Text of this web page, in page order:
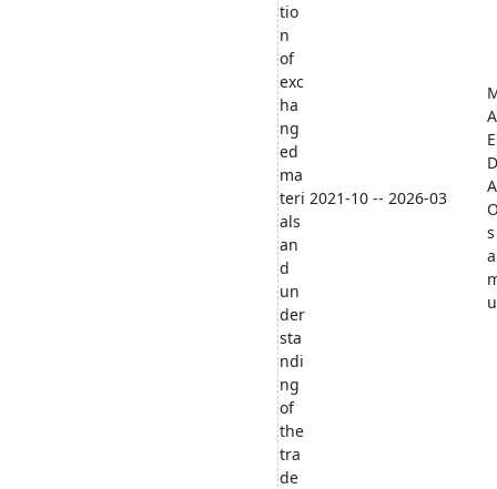
tio
n
of
exc
ha
ng
ed
ma
teri
als
an
d
un
der
sta
ndi
ng
of
the
tra
de
2021-10 -- 2026-03
A
E
D
A
s
a
u